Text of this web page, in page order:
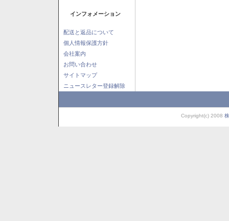
インフォメーション
配送と返品について
個人情報保護方針
会社案内
お問い合わせ
サイトマップ
ニュースレター登録解除
Copyright(c) 2008